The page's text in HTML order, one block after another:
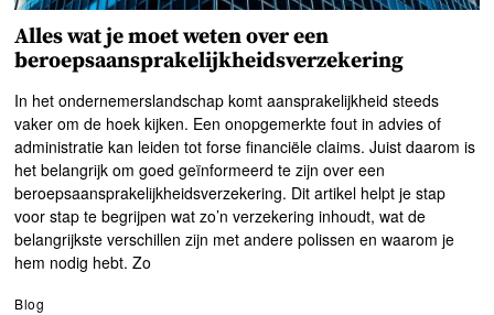
Alles wat je moet weten over een
beroepsaansprakelijkheidsverzekering
In het ondernemerslandschap komt aansprakelijkheid steeds
vaker om de hoek kijken. Een onopgemerkte fout in advies of
administratie kan leiden tot forse financiële claims. Juist daarom is
het belangrijk om goed geïnformeerd te zijn over een
beroepsaansprakelijkheidsverzekering. Dit artikel helpt je stap
voor stap te begrijpen wat zo’n verzekering inhoudt, wat de
belangrijkste verschillen zijn met andere polissen en waarom je
hem nodig hebt. Zo
Blog